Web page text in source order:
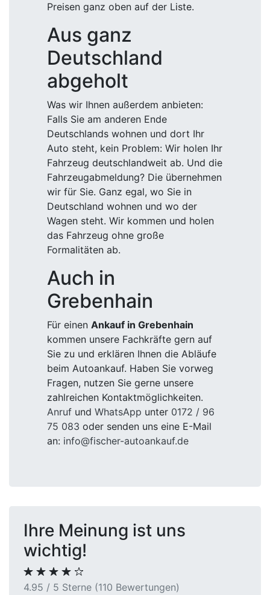
Preisen ganz oben auf der Liste.
Aus ganz
Deutschland
abgeholt
Was wir Ihnen außerdem anbieten:
Falls Sie am anderen Ende
Deutschlands wohnen und dort Ihr
Auto steht, kein Problem: Wir holen Ihr
Fahrzeug deutschlandweit ab. Und die
Fahrzeugabmeldung? Die übernehmen
wir für Sie. Ganz egal, wo Sie in
Deutschland wohnen und wo der
Wagen steht. Wir kommen und holen
das Fahrzeug ohne große
Formalitäten ab.
Auch in
Grebenhain
Für einen Ankauf in Grebenhain
kommen unsere Fachkräfte gern auf
Sie zu und erklären Ihnen die Abläufe
beim Autoankauf. Haben Sie vorweg
Fragen, nutzen Sie gerne unsere
zahlreichen Kontaktmöglichkeiten.
Anruf und WhatsApp unter 0172 / 96
75 083 oder senden uns eine E-Mail
an: info@fischer-autoankauf.de
Ihre Meinung ist uns
wichtig!
4.95 / 5 Sterne (110 Bewertungen)